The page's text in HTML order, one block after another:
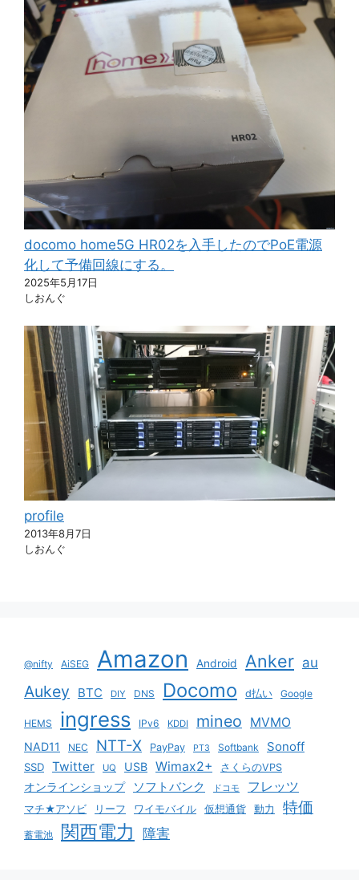
docomo home5G HR02を入手したのでPoE電源
化して予備回線にする。
2025年5月17日
しおんぐ
profile
2013年8月7日
しおんぐ
@nifty AiSEG Amazon Android Anker au
Aukey BTC DIY DNS Docomo d払い Google
HEMS ingress IPv6 KDDI mineo MVMO
NAD11 NEC NTT-X PayPay PT3 Softbank Sonoff
SSD Twitter UQ USB Wimax2+ さくらのVPS
オンラインショップ ソフトバンク ドコモ フレッツ
マチ★アソビ リーフ ワイモバイル 仮想通貨 動力 特価
蓄電池 関西電力 障害